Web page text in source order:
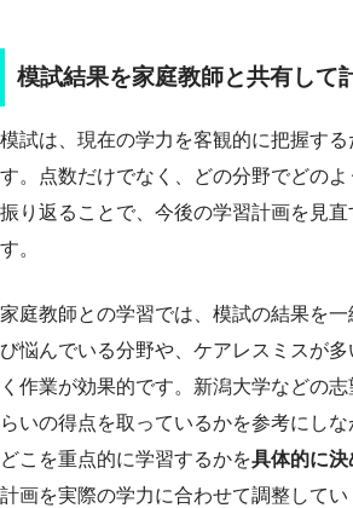
模試結果を家庭教師と共有して
模試は、現在の学力を客観的に把握す
す。点数だけでなく、どの分野でどの
振り返ることで、今後の学習計画を見直
す。
家庭教師との学習では、模試の結果を
び悩んでいる分野や、ケアレスミスが
く作業が効果的です。新潟大学などの志
らいの得点を取っているかを参考にし
どこを重点的に学習するかを具体的に決
計画を実際の学力に合わせて調整してい